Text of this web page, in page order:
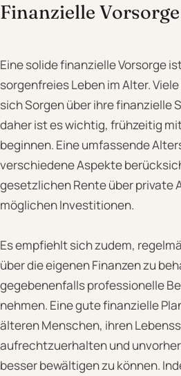
Finanzielle
Eine solide finanzielle Vorsorge
sorgenfreies Leben im Alter.
sich Sorgen über ihre finanzielle
daher ist es wichtig, frühzeitig
beginnen. Eine umfassende
verschiedene Aspekte
gesetzlichen Rente über private
möglichen Investitionen.
Es empfiehlt sich zudem,
über die eigenen Finanzen zu
gegebenenfalls professionelle
nehmen. Eine gute finanzielle
älteren Menschen, ihren
aufrechtzuerhalten und
besser bewältigen zu können.